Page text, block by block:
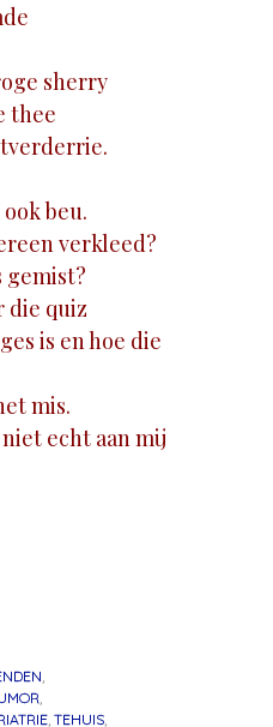
sherry
thee
beu.
verkleed?
gemist?
die quiz
is en hoe die
mis.
echt aan mij
TEHUIS